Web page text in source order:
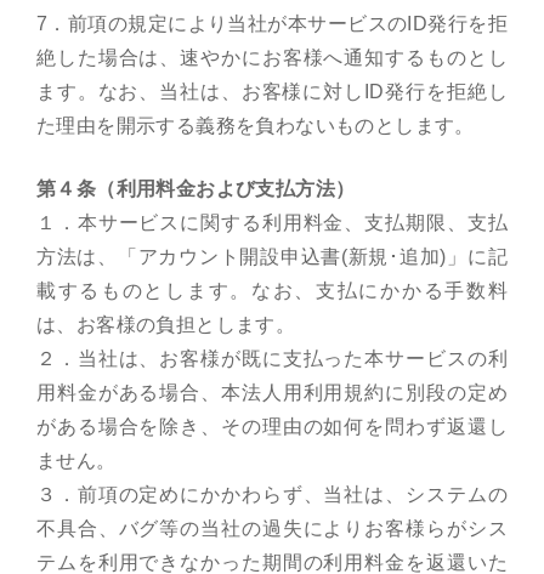
7．前項の規定により当社が本サービスのID発行を拒
絶した場合は、速やかにお客様へ通知するものとし
ます。なお、当社は、お客様に対しID発行を拒絶し
た理由を開示する義務を負わないものとします。
第４条（利用料金および支払方法）
１．本サービスに関する利用料金、支払期限、支払
方法は、「アカウント開設申込書(新規･追加)」に記
載するものとします。なお、支払にかかる手数料
は、お客様の負担とします。
２．当社は、お客様が既に支払った本サービスの利
用料金がある場合、本法人用利用規約に別段の定め
がある場合を除き、その理由の如何を問わず返還し
ません。
３．前項の定めにかかわらず、当社は、システムの
不具合、バグ等の当社の過失によりお客様らがシス
テムを利用できなかった期間の利用料金を返還いた